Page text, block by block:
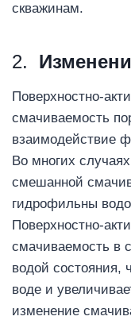
скважинам.
2.
Поверхностно-
смачиваемость
взаимодействие
Во многих
смешанной
гидрофильны
Поверхностно-
смачиваемость в
водой состояния,
воде и
изменение